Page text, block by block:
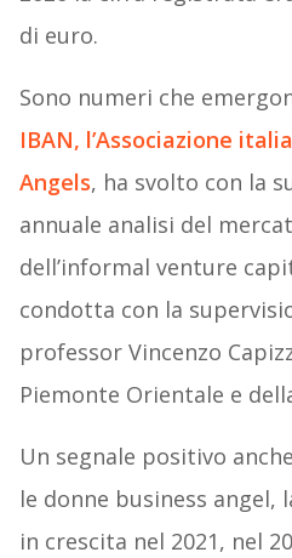
di euro.
Sono numeri che
IBAN, l’Associazione
Angels, ha svolto con la
annuale analisi del
dell’informal venture
condotta con la
professor Vincenzo
Piemonte Orientale e
Un segnale positivo
le donne business angel,
in crescita nel 2021, nel